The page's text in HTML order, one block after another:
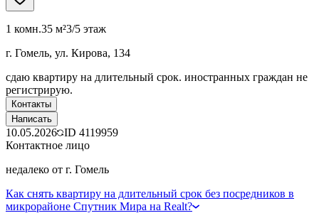
1 комн.35 м²3/5 этаж
г. Гомель, ул. Кирова, 134
сдаю квартиру на длительный срок. иностранных граждан не
регистрирую.
Контакты
Написать
10.05.2026 ID 4119959
Контактное лицо
недалеко от г. Гомель
Как снять квартиру на длительный срок без посредников в
микрорайоне Спутник Мира на Realt?